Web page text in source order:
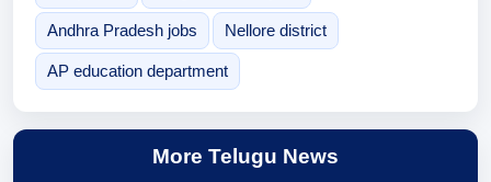
Andhra Pradesh jobs Nellore district
AP education department
More Telugu News